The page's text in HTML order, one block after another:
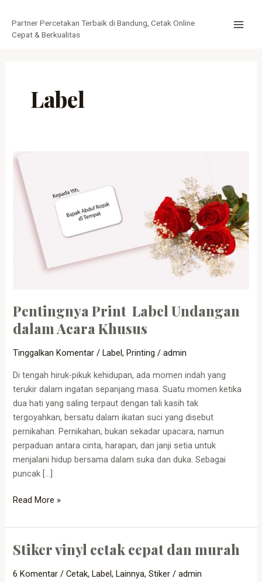
konten
Partner Percetakan Terbaik di Bandung, Cetak Online
Cepat & Berkualitas
Label
Pentingnya Print Label Undangan
dalam Acara Khusus
Tinggalkan Komentar /Label,Printing /admin
Di tengah hiruk-pikuk kehidupan, ada momen indah yang
terukir dalam ingatan sepanjang masa. Suatu momen ketika
dua hati yang saling terpaut dengan tali kasih tak
tergoyahkan, bersatu dalam ikatan suci yang disebut
pernikahan. Pernikahan, bukan sekadar upacara, namun
perpaduan antara cinta, harapan, dan janji setia untuk
menjalani hidup bersama dalam suka dan duka. Sebagai
puncak […]
Pentingnya
Print
Label
Undangan
dalam
Khusus
Read More »
Stiker vinyl cetak cepat dan murah
6 Komentar /Cetak,Label,Lainnya,Stiker /admin
Stiker
cetak